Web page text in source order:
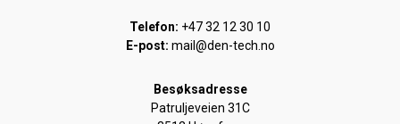
Telefon: +47 32 12 30 10
E-post: mail@den-tech.no
Besøksadresse
Patruljeveien 31C